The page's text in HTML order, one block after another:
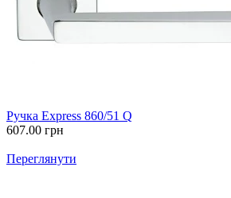
Ручка Express 860/51 Q
607.00 грн
Переглянути